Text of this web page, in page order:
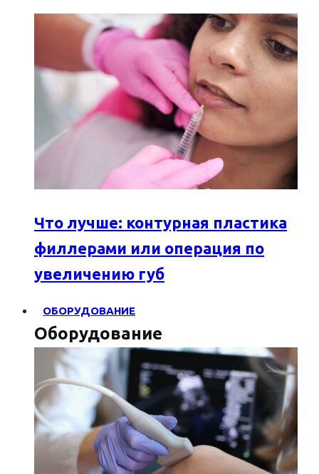
Что лучше: контурная пластика
филлерами или операция по
увеличению губ
ОБОРУДОВАНИЕ
Оборудование